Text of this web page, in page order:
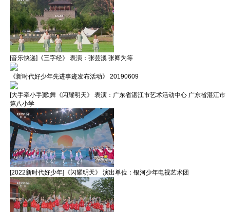
[音乐快递]《三字经》 表演：张芸溪 张卿为等
《新时代好少年先进事迹发布活动》 20190609
[大手牵小手]歌舞《闪耀明天》 表演：广东省湛江市艺术活动中心 广东省湛江市
第八小学
[2022新时代好少年]《闪耀明天》 演出单位：银河少年电视艺术团